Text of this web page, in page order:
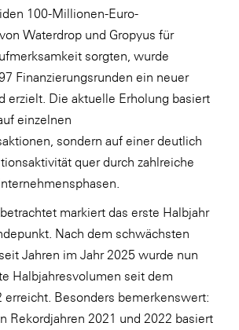
100-Millionen-Euro-
Waterdrop und Gropyus für
sorgten, wurde
Finanzierungsrunden ein neuer
erzielt. Die aktuelle Erholung basiert
einzelnen
sondern auf einer deutlich
quer durch zahlreiche
markiert das erste Halbjahr
Nach dem schwächsten
Jahren im Jahr 2025 wurde nun
Halbjahresvolumen seit dem
erreicht. Besonders bemerkenswert:
Rekordjahren 2021 und 2022 basiert